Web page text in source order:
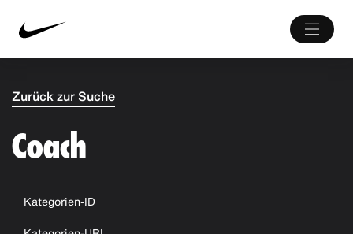
Zurück zur Suche
Coach
Kategorien-ID